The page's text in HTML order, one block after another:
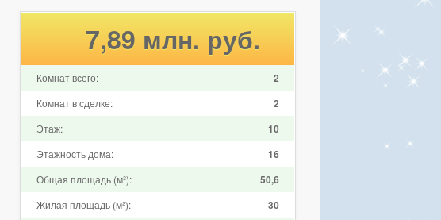
7,89 млн. руб.
Комнат всего: 2
Комнат в сделке: 2
Этаж: 10
Этажность дома: 16
Общая площадь (м²): 50,6
Жилая площадь (м²): 30